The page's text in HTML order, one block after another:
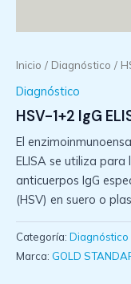
Inicio / Diagnóstico /
Diagnóstico
HSV-1+2 IgG
El
ELISA se utiliza
anticuerpos IgG
(HSV) en suero o
Categoría: Diagnóstico
Marca: GOLD